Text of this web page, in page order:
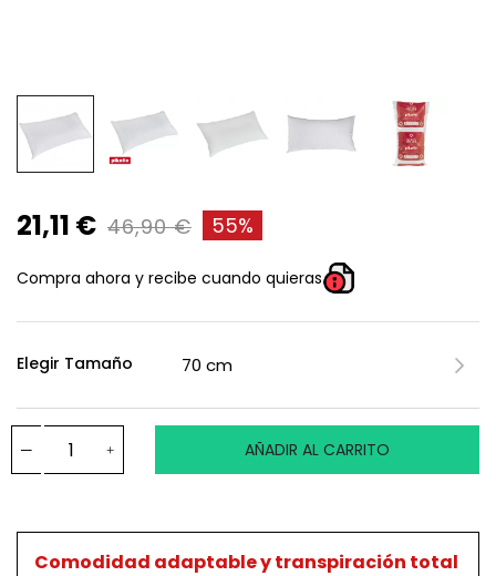
21,11 € 46,90 € 55%
Compra ahora y recibe cuando quieras
Elegir Tamaño
AÑADIR AL CARRITO
Comodidad adaptable y transpiración total